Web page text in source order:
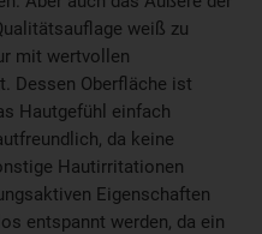
weiß zu
mit wertvollen
Dessen Oberfläche ist
Hautgefühl einfach
da keine
Hautirritationen
Eigenschaften
entspannt werden, da ein